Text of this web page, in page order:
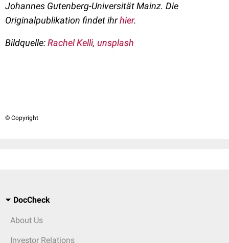
Johannes Gutenberg-Universität Mainz. Die
Originalpublikation findet ihrhier.
Bildquelle:Rachel Kelli, unsplash
© Copyright
DocCheck
About Us
Investor Relations